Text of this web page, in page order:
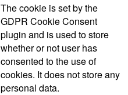
The cookie is set by the
GDPR Cookie Consent
plugin and is used to store
whether or not user has
consented to the use of
cookies. It does not store any
personal data.